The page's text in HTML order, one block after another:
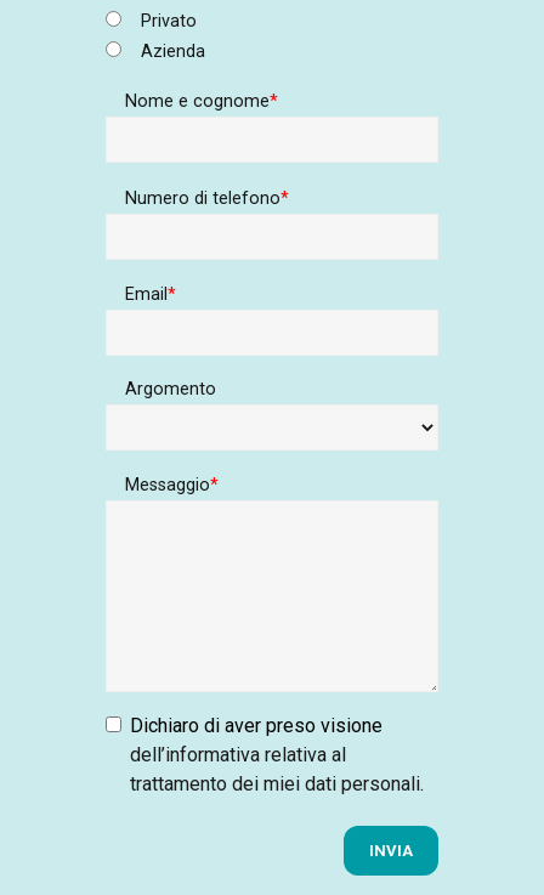
Privato
Azienda
Nome e cognome
Numero di telefono
Email
Argomento
Messaggio
Dichiaro di aver preso visione
dell’informativa relativa al
trattamento dei miei dati personali.
INVIA